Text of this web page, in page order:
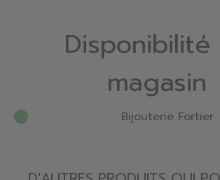
Disponibilité
magasin
Bijouterie Fortier